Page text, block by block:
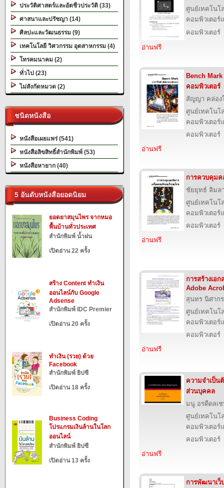
ประวัติศาสตร์และอัตชีวประวัติ (33)
ศาสนาและปรัชญา (14)
ศิลปะและวัฒนธรรม (9)
เทคโนโลยี วิศวกรรม อุตสาหกรรม (4)
โทรคมนาคม (2)
ทั่วไป (23)
ไม่สังกัดหมวด (2)
ชนิดหนังสือ
หนังสือเผยแพร่ (541)
หนังสือลิขสิทธิ์สำนักพิมพ์ (53)
หนังสือหายาก (40)
5 อันดับหนังสือยอดนิยม
ยอดยาสมุนไพร จากหมอ
พื้นบ้านทั่วประเทศ
สำนักพิมพ์ น้ำฝน
เปิดอ่าน 22 ครั้ง
สร้าง Content ทำเงิน
ออนไลน์กับ Google
Adsense
สำนักพิมพ์ IDC Premier
เปิดอ่าน 20 ครั้ง
ทำเงิน (รวย) ด้วย
Facebook
สำนักพิมพ์ ยิปซี
เปิดอ่าน 18 ครั้ง
Business Coding
โปรแกรมเงินล้านในโลก
ออนไลน์
สำนักพิมพ์ ยิปซี
เปิดอ่าน 13 ครั้ง
ศูนย์เทคโนโ
คอมพิวเตอร์
คอมพิวเตอร์
อ่านฟรี
Bench
คอมพิวเตอร์
สัญญา คล่อง
ศูนย์เทคโนโ
คอมพิวเตอร์
คอมพิวเตอร์
อ่านฟรี
การควบคุมค
ชัยยุทธ์ ลิมล
ศูนย์เทคโนโ
คอมพิวเตอร์
คอมพิวเตอร์
อ่านฟรี
การสร้างเอ
Adobe
สุนทร นิศากร
ศูนย์เทคโนโ
คอมพิวเตอร์
คอมพิวเตอร์
อ่านฟรี
ความจำเป็น
ส่วนบุคคล
มนู อรดีดลเ
ศูนย์เทคโนโ
คอมพิวเตอร์
คอมพิวเตอร์
อ่านฟรี
การพัฒนาเว็